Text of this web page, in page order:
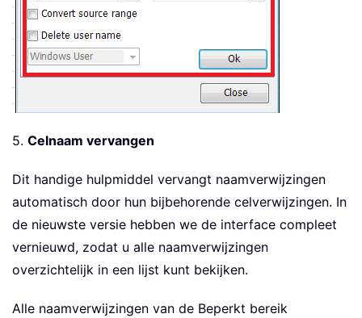
5. Celnaam vervangen
Dit handige hulpmiddel vervangt naamverwijzingen
automatisch door hun bijbehorende celverwijzingen. In
de nieuwste versie hebben we de interface compleet
vernieuwd, zodat u alle naamverwijzingen
overzichtelijk in een lijst kunt bekijken.
Alle naamverwijzingen van de Beperkt bereik